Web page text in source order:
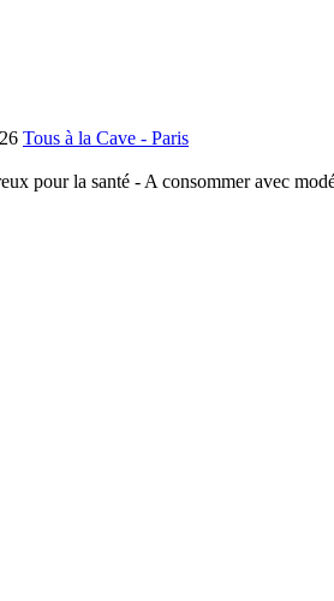
Tous à la Cave - Paris
pour la santé - A consommer avec